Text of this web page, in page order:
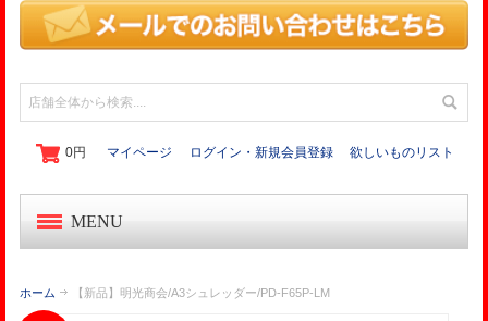
0円 マイページ ログイン・新規会員登録 欲しいものリスト
MENU
ホーム 【新品】明光商会/A3シュレッダー/PD-F65P-LM